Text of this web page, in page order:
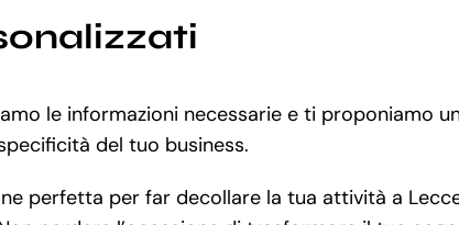
le informazioni necessarie e ti proponiamo
del tuo business.
perfetta per far decollare la tua attività a